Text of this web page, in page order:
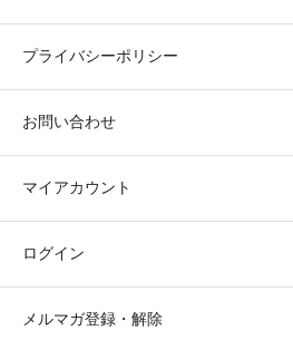
プライバシーポリシー
お問い合わせ
マイアカウント
ログイン
メルマガ登録・解除